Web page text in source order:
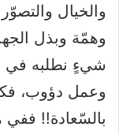
والخيال
وهمّة وبذل
شيءٍ نطلبه في
وعمل دؤوب،
بالسّعادة!! ففي